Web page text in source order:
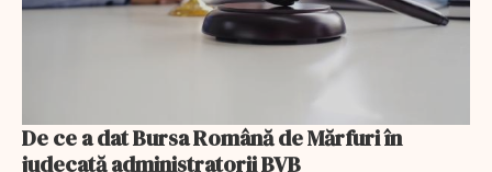
De ce a dat Bursa Română de Mărfuri în
judecată administratorii BVB